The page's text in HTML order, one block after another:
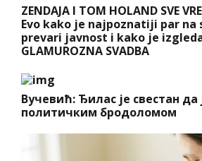
ZENDAJA I TOM HOLAND SVE
Evo kako je najpoznatiji par na
prevari javnost i kako je
GLAMUROZNA SVADBA
Вучевић: Ђилас је свестан да
политичким бродоломом